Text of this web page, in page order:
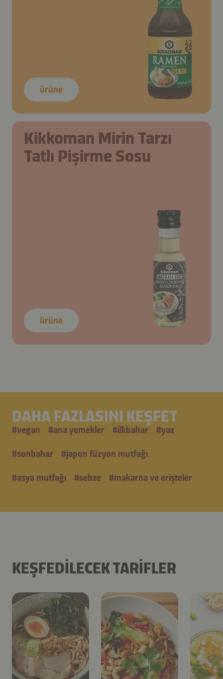
ürüne
Kikkoman Mirin Tarzı
Tatlı Pişirme Sosu
ürüne
DAHA FAZLASINI KEŞFET
#vegan #ana yemekler #i̇lkbahar #yaz
#sonbahar #japon füzyon mutfağı
#asya mutfağı #sebze #makarna ve erişteler
KEŞFEDILECEK TARIFLER